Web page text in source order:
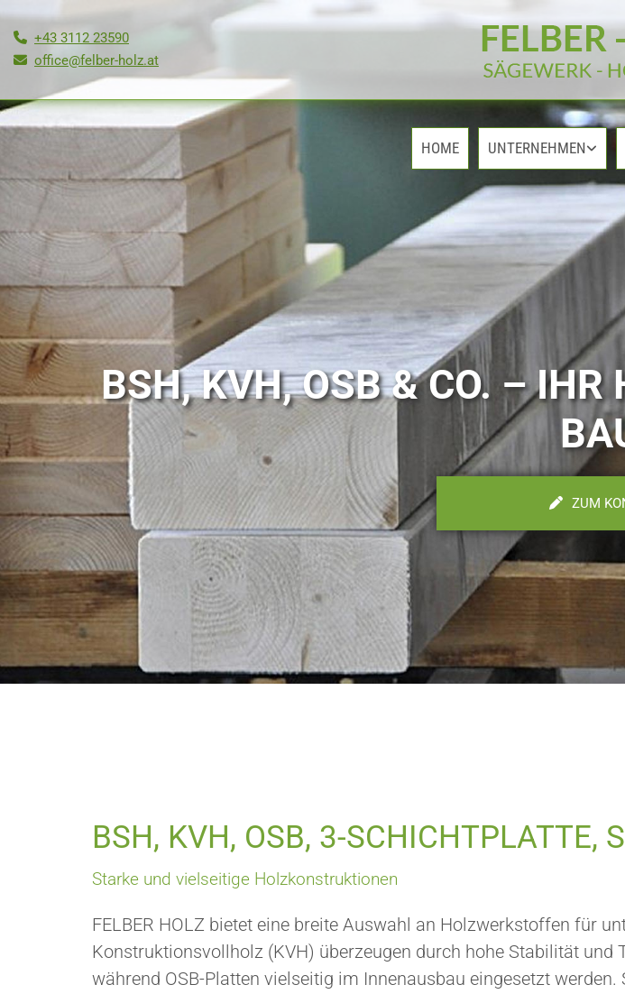
 +43 3112 23590
 office@felber-holz.at
HOME UNTERNEHMEN
BSH, KVH, OSB & CO. – IHR
ZUM
BSH, KVH, OSB, 3-SCHICHTPLATTE,
Starke und vielseitige Holzkonstruktionen
FELBER HOLZ bietet eine breite Auswahl an Holzwerkstoffen für
Konstruktionsvollholz (KVH) überzeugen durch hohe Stabilität
während OSB-Platten vielseitig im Innenausbau eingesetzt